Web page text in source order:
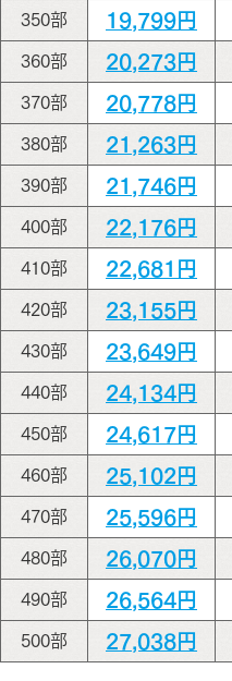
350部 19,799円
360部 20,273円
370部 20,778円
380部 21,263円
390部 21,746円
400部 22,176円
410部 22,681円
420部 23,155円
430部 23,649円
440部 24,134円
450部 24,617円
460部 25,102円
470部 25,596円
480部 26,070円
490部 26,564円
500部 27,038円